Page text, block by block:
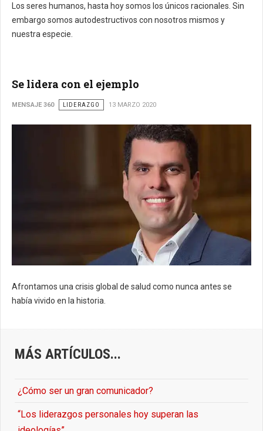
Los seres humanos, hasta hoy somos los únicos racionales. Sin
embargo somos autodestructivos con nosotros mismos y
nuestra especie.
Se lidera con el ejemplo
MENSAJE 360 LIDERAZGO 13 MARZO 2020
Afrontamos una crisis global de salud como nunca antes se
había vivido en la historia.
MÁS ARTÍCULOS...
¿Cómo ser un gran comunicador?
“Los liderazgos personales hoy superan las